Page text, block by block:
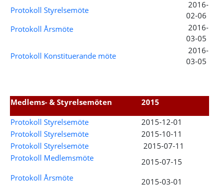
Protokoll Styrelsemöte
2016-
02-06
Protokoll Årsmöte
2016-
03-05
Protokoll Konstituerande möte
2016-
03-05
Medlems- & Styrelsemöten
2015
Protokoll Styrelsemöte
2015-12-01
Protokoll Styrelsemöte
2015-10-11
Protokoll Styrelsemöte
2015-07-11
Protokoll Medlemsmöte
2015-07-15
Protokoll Årsmöte
2015-03-01